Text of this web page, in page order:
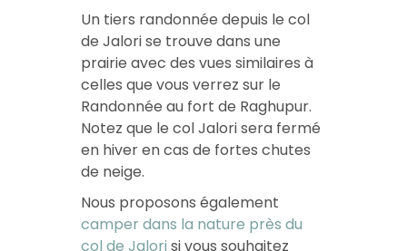
Un tiers randonnée depuis le col
de Jalorise trouve dans une
prairie avec des vues similaires à
celles que vous verrez sur le
Randonnée au fort de Raghupur.
Notez que le col Jalori sera fermé
en hiver en cas de fortes chutes
de neige.
Nous proposons également
camper dans la nature près du
col de Jalori si vous souhaitez